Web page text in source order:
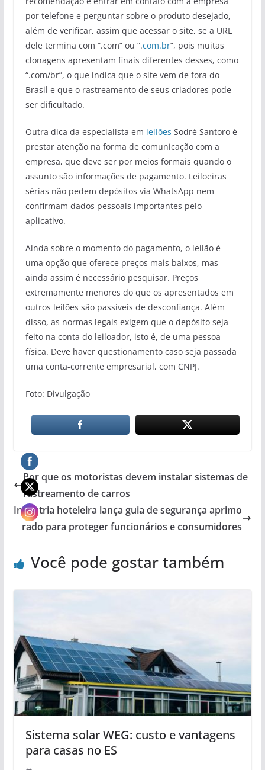
por telefone e perguntar sobre o produto desejado,
além de verificar, assim que acessar o site, se a URL
dele termina com “.com” ou “.com.br”, pois muitas
clonagens apresentam finais diferentes desses, como
“.com/br”, o que indica que o site vem de fora do
Brasil e que o rastreamento de seus criadores pode
ser dificultado.
Outra dica da especialista em leilões Sodré Santoro é
prestar atenção na forma de comunicação com a
empresa, que deve ser por meios formais quando o
assunto são informações de pagamento. Leiloeiras
sérias não pedem depósitos via WhatsApp nem
confirmam dados pessoais importantes pelo
aplicativo.
Ainda sobre o momento do pagamento, o leilão é
uma opção que oferece preços mais baixos, mas
ainda assim é necessário pesquisar. Preços
extremamente menores do que os apresentados em
outros leilões são passíveis de desconfiança. Além
disso, as normas legais exigem que o depósito seja
feito na conta do leiloador, isto é, de uma pessoa
física. Deve haver questionamento caso seja passada
uma conta-corrente empresarial, com CNPJ.
Foto: Divulgação
Por que os motoristas devem instalar sistemas de
rastreamento de carros
Indústria hoteleira lança guia de segurança aprimo
rado para proteger funcionários e consumidores
Você pode gostar também
Sistema solar WEG: custo e vantagens
para casas no ES